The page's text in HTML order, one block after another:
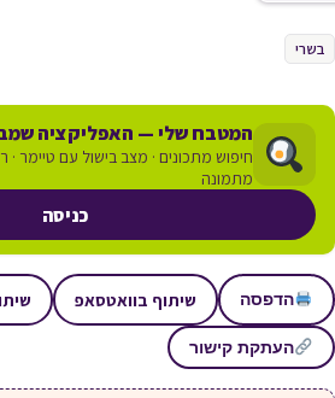
בשרי
המטבח שלי — האפליקציה
חיפוש מתכונים · מצב בישול עם טיימר ·
מתמונה
כניסה
הדפסה שיתוף בוואטסאפ
העתקת קישור